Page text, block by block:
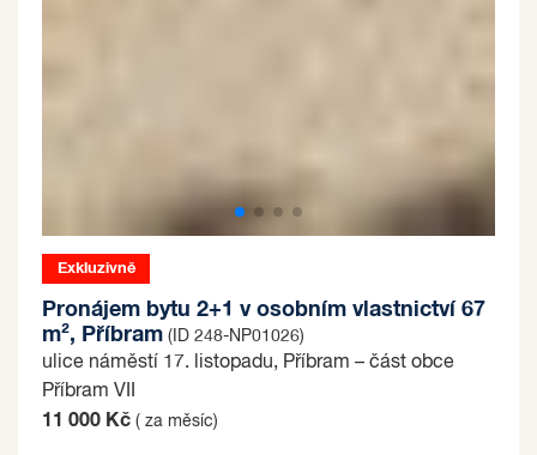
Exkluzivně
Pronájem bytu 2+1 v osobním vlastnictví 67
m², Příbram (ID 248-NP01026)
ulice náměstí 17. listopadu, Příbram – část obce
Příbram VII
11 000 Kč ( za měsíc)